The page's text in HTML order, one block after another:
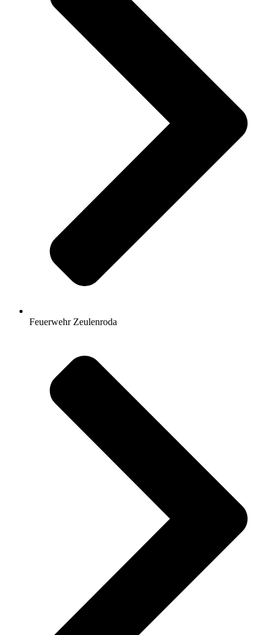
Feuerwehr Zeulenroda